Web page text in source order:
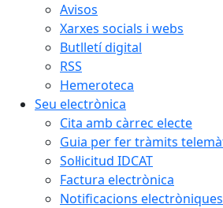
Avisos
Xarxes socials i webs
Butlletí digital
RSS
Hemeroteca
Seu electrònica
Cita amb càrrec electe
Guia per fer tràmits
Sol·licitud IDCAT
Factura electrònica
Notificacions electròniques